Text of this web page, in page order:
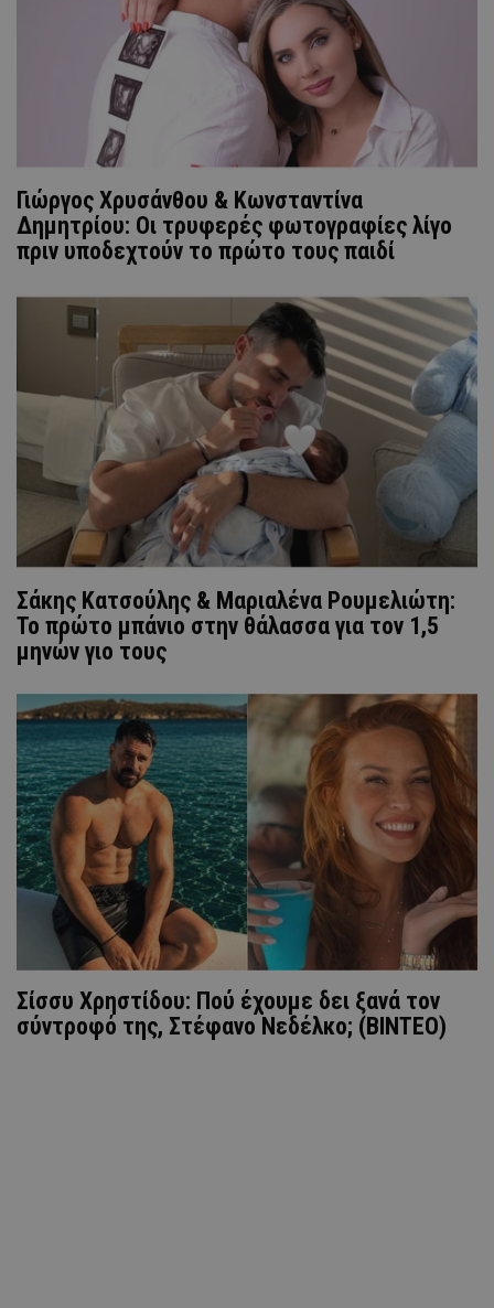
Γιώργος Χρυσάνθου & Κωνσταντίνα
Δημητρίου: Οι τρυφερές φωτογραφίες λίγο
πριν υποδεχτούν το πρώτο τους παιδί
Σάκης Κατσούλης & Μαριαλένα Ρουμελιώτη:
Το πρώτο μπάνιο στην θάλασσα για τον 1,5
μηνών γιο τους
Σίσσυ Χρηστίδου: Πού έχουμε δει ξανά τον
σύντροφό της, Στέφανο Νεδέλκο; (ΒΙΝΤΕΟ)